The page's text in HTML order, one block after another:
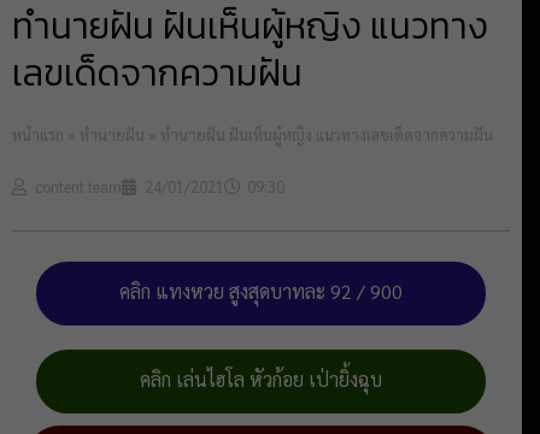
ทำนายฝัน ฝันเห็นผู้หญิง แนวทาง
เลขเด็ดจากความฝัน
หน้าแรก » ทำนายฝัน » ทำนายฝัน ฝันเห็นผู้หญิง แนวทางเลขเด็ดจากความฝัน
content team 24/01/2021 09:30
คลิก แทงหวย สูงสุดบาทละ 92 / 900
คลิก เล่นไฮโล หัวก้อย เป่ายิ้งฉุบ